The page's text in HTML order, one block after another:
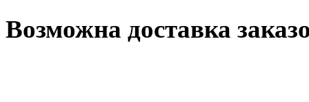
Возможна доставка